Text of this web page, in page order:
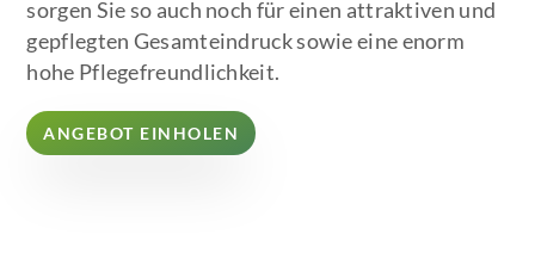
sorgen Sie so auch noch für einen attraktiven und
gepflegten Gesamteindruck sowie eine enorm
hohe Pflegefreundlichkeit.
ANGEBOT EINHOLEN